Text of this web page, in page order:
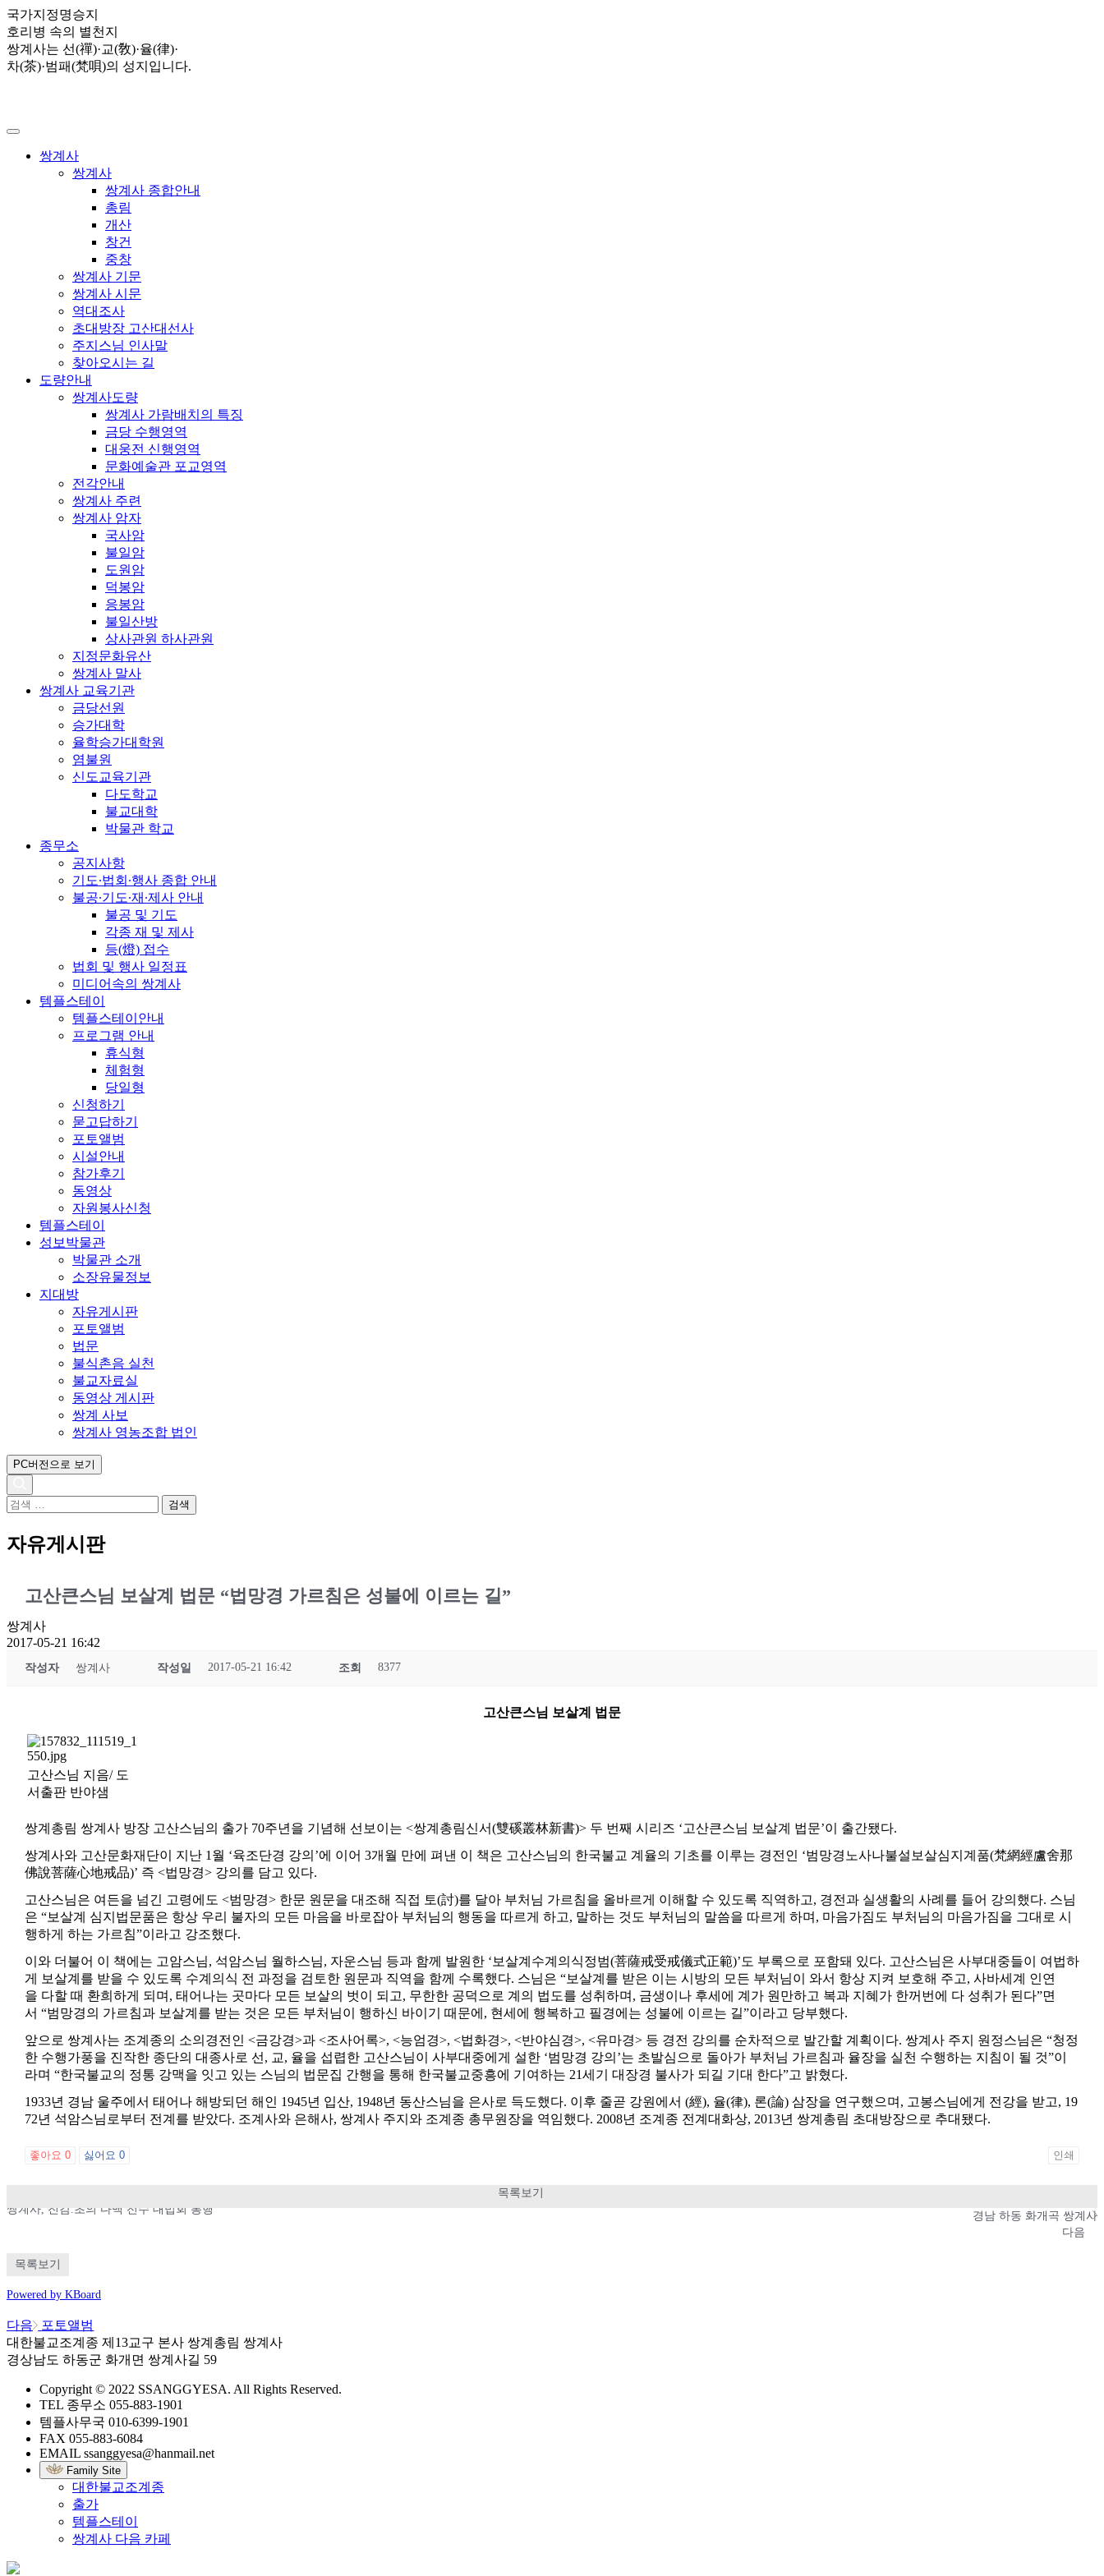
국가지정명승지
호리병 속의 별천지
쌍계사는 선(禪)·교(敎)·율(律)·
차(茶)·범패(梵唄)의 성지입니다.
쌍계사
쌍계사
쌍계사 종합안내
총림
개산
창건
중창
쌍계사 기문
쌍계사 시문
역대조사
초대방장 고산대선사
주지스님 인사말
찾아오시는 길
도량안내
쌍계사도량
쌍계사 가람배치의 특징
금당 수행영역
대웅전 신행영역
문화예술관 포교영역
전각안내
쌍계사 주련
쌍계사 암자
국사암
불일암
도원암
덕봉암
응봉암
불일산방
상사관원 하사관원
지정문화유산
쌍계사 말사
쌍계사 교육기관
금당선원
승가대학
율학승가대학원
염불원
신도교육기관
다도학교
불교대학
박물관 학교
종무소
공지사항
기도∙법회∙행사 종합 안내
불공∙기도∙재∙제사 안내
불공 및 기도
각종 재 및 제사
등(燈) 접수
법회 및 행사 일정표
미디어속의 쌍계사
템플스테이
템플스테이안내
프로그램 안내
휴식형
체험형
당일형
신청하기
묻고답하기
포토앨범
시설안내
참가후기
동영상
자원봉사신청
템플스테이
성보박물관
박물관 소개
소장유물정보
지대방
자유게시판
포토앨범
법문
불식촌음 실천
불교자료실
동영상 게시판
쌍계 사보
쌍계사 영농조합 법인
PC버전으로 보기
검
어:
자유게시판
고산큰스님 보살계 법문 “법망경 가르침은 성불에 이르는 길”
쌍계사
2017-05-21 16:42
작성자 쌍계사 작성일 2017-05-21 16:42 조회 8377
고산큰스님 보살계 법문
고산스님 지음/ 도
서출판 반야샘
쌍계총림 쌍계사 방장 고산스님의 출가 70주년을 기념해 선보이는 <쌍계총림신서(雙磎叢林新書)> 두 번째 시리즈 ‘고산큰스님 보살계 법문’이 출간됐다.
쌍계사와 고산문화재단이 지난 1월 ‘육조단경 강의’에 이어 3개월 만에 펴낸 이 책은 고산스님의 한국불교 계율의 기초를 이루는 경전인 ‘범망경노사나불설보살심지계품(梵網經盧舍那
佛說菩薩心地戒品)’ 즉 <법망경> 강의를 담고 있다.
고산스님은 여든을 넘긴 고령에도 <범망경> 한문 원문을 대조해 직접 토(討)를 달아 부처님 가르침을 올바르게 이해할 수 있도록 직역하고, 경전과 실생활의 사례를 들어 강의했다. 스님
은 “보살계 심지법문품은 항상 우리 불자의 모든 마음을 바로잡아 부처님의 행동을 따르게 하고, 말하는 것도 부처님의 말씀을 따르게 하며, 마음가짐도 부처님의 마음가짐을 그대로 시
행하게 하는 가르침”이라고 강조했다.
이와 더불어 이 책에는 고암스님, 석암스님 월하스님, 자운스님 등과 함께 발원한 ‘보살계수계의식정범(菩薩戒受戒儀式正範)’도 부록으로 포함돼 있다. 고산스님은 사부대중들이 여법하
게 보살계를 받을 수 있도록 수계의식 전 과정을 검토한 원문과 직역을 함께 수록했다. 스님은 “보살계를 받은 이는 시방의 모든 부처님이 와서 항상 지켜 보호해 주고, 사바세계 인연
을 다할 때 환희하게 되며, 태어나는 곳마다 모든 보살의 벗이 되고, 무한한 공덕으로 계의 법도를 성취하며, 금생이나 후세에 계가 원만하고 복과 지혜가 한꺼번에 다 성취가 된다”면
서 “범망경의 가르침과 보살계를 받는 것은 모든 부처님이 행하신 바이기 때문에, 현세에 행복하고 필경에는 성불에 이르는 길”이라고 당부했다.
앞으로 쌍계사는 조계종의 소의경전인 <금강경>과 <조사어록>, <능엄경>, <법화경>, <반야심경>, <유마경> 등 경전 강의를 순차적으로 발간할 계획이다. 쌍계사 주지 원정스님은 “청정
한 수행가풍을 진작한 종단의 대종사로 선, 교, 율을 섭렵한 고산스님이 사부대중에게 설한 ‘범망경 강의’는 초발심으로 돌아가 부처님 가르침과 율장을 실천 수행하는 지침이 될 것”이
라며 “한국불교의 정통 강맥을 잇고 있는 스님의 법문집 간행을 통해 한국불교중흥에 기여하는 21세기 대장경 불사가 되길 기대 한다”고 밝혔다.
1933년 경남 울주에서 태어나 해방되던 해인 1945년 입산, 1948년 동산스님을 은사로 득도했다. 이후 줄곧 강원에서 (經), 율(律), 론(論) 삼장을 연구했으며, 고봉스님에게 전강을 받고, 19
72년 석암스님로부터 전계를 받았다. 조계사와 은해사, 쌍계사 주지와 조계종 총무원장을 역임했다. 2008년 조계종 전계대화상, 2013년 쌍계총림 초대방장으로 추대됐다.
좋아요 0 싫어요 0 인쇄
쌍계사, 진감.초의 다맥 전수 대법회 봉행
목록보기
경남 하동 화개곡 쌍계사
다음
목록보기
Powered by KBoard
다음
포토앨범
대한불교조계종 제13교구 본사 쌍계총림 쌍계사
경상남도 하동군 화개면 쌍계사길 59
Copyright © 2022 SSANGGYESA. All Rights Reserved.
TEL 종무소 055-883-1901
템플사무국 010-6399-1901
FAX 055-883-6084
EMAIL ssanggyesa@hanmail.net
Family Site
대한불교조계종
출가
템플스테이
쌍계사 다음 카페